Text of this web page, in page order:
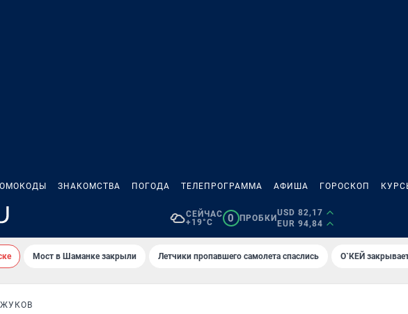
ЗНАКОМСТВА ПОГОДА ТЕЛЕПРОГРАММА АФИША ГОРОСКОП
СЕЙЧАС
+19°C
0 ПРОБКИ
USD 82,17
EUR 94,84
Мост в Шаманке закрыли Летчики пропавшего самолета спаслись О`КЕЙ